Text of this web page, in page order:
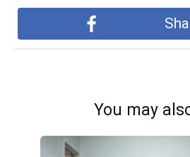
You may